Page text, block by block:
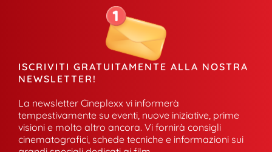
ISCRIVITI GRATUITAMENTE ALLA NOSTRA
NEWSLETTER!
La newsletter Cineplexx vi informerà
tempestivamente su eventi, nuove iniziative, prime
visioni e molto altro ancora. Vi fornirà consigli
cinematografici, schede tecniche e informazioni sui